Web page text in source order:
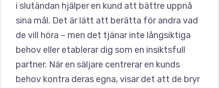
i slutändan hjälper en kund att bättre uppnå
sina mål. Det är lätt att berätta för andra vad
de vill höra – men det tjänar inte långsiktiga
behov eller etablerar dig som en insiktsfull
partner. När en säljare centrerar en kunds
behov kontra deras egna, visar det att de bryr